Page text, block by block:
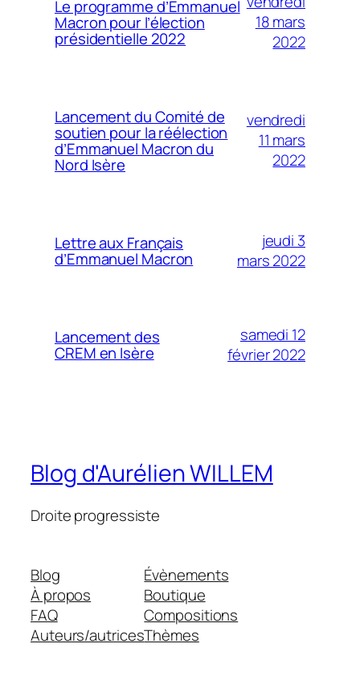
Le programme d’Emmanuel
Macron pour l’élection
présidentielle 2022
18 mars
2022
Lancement du Comité de
soutien pour la réélection
d’Emmanuel Macron du
Nord Isère
vendredi
11 mars
2022
Lettre aux Français
d’Emmanuel Macron
jeudi 3
mars 2022
Lancement des
CREM en Isère
samedi 12
février 2022
Blog d'Aurélien WILLEM
Droite progressiste
Blog
À propos
FAQ
Auteurs/autrices
Évènements
Boutique
Compositions
Thèmes